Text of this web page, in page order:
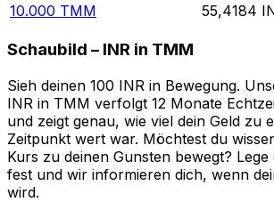
10.000 TMM 55,4184
Schaubild – INR in TMM
Sieh deinen 100 INR in Bewegung.
INR in TMM verfolgt 12 Monate
und zeigt genau, wie viel dein Geld zu
Zeitpunkt wert war. Möchtest du
Kurs zu deinen Gunsten bewegt?
fest und wir informieren dich, wenn
wird.